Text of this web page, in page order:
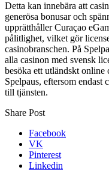
Detta kan innebära att
generösa bonusar och
upprätthåller Curaçao
pålitlighet, vilket gör
casinobranschen. På
alla casinon med svensk
besöka ett utländskt
Spelpaus, eftersom endast
till tjänsten.
Share Post
Facebook
VK
Pinterest
Linkedin